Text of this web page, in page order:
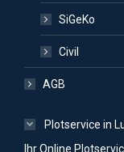
SiGeKo
Civil
AGB
Plotservice in
Ihr Online